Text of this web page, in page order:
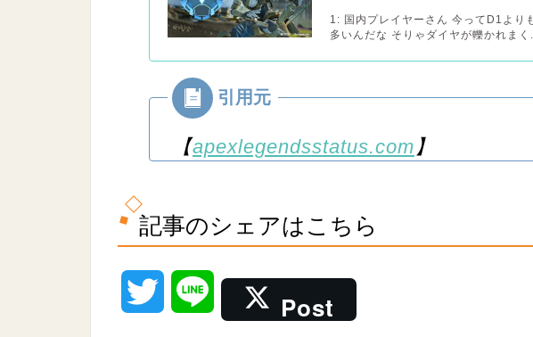
1: 国内プレイヤーさん 今ってD1より
多いんだな そりゃダイヤが轢かれまく
【apexlegendsstatus.com 】
記事のシェアはこちら
Post